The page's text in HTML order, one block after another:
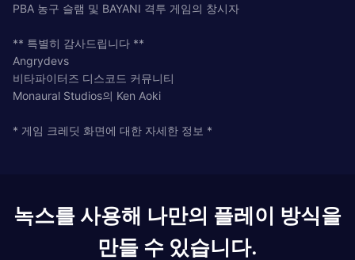
PBA 농구 슬램 및 BAYANI 격투 게임의 창시자
** 특별히 감사드립니다 **
Angrydevs
비타파이터즈 디스코드 커뮤니티
Monaural Studios의 Ken Aoki
* 게임 크레딧 화면에 대한 자세한 정보 *
녹스를 사용해 나만의 플레이 방식을
만들 수 있습니다.